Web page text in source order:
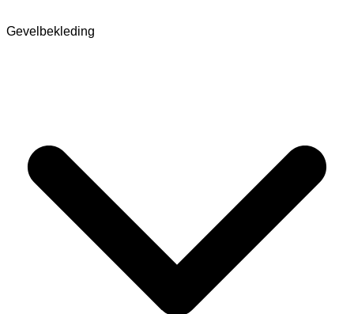
Gevelbekleding